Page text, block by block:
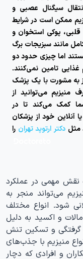
سیگنال عصبی و
ممکن است در شرایط
دیابت نوع ۲، بیماری قلبی، پوکی استخوان و
مانند سبزیجات برگ
اما چیزی حدود دو
غذایی تامین نمی‌کنند.
به مشورت با یک پزشک
می‌توانید از
کمک می‌کند تا در
خود از پزشکان
مثل دکتر ارتوپد تهران را
مهمی در عملکرد
می‌تواند منجر به
شود. انواع مختلف
و اکسید به دلیل
و تسکین تنش
منیزیم با جذب‌های
و افرادی که دچار